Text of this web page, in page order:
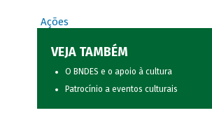
Ações
VEJA TAMBÉM
O BNDES e o apoio à cultura
Patrocínio a eventos culturais